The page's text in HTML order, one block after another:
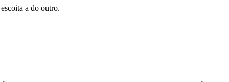
a do outro.